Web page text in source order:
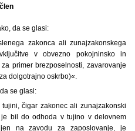
da se glasi:
zakonca ali zunajzakonskega
v obvezno pokojninsko in
primer brezposelnosti, zavarovanje
dolgotrajno oskrbo)«.
se glasi:
čigar zakonec ali zunajzakonski
bil do odhoda v tujino v delovnem
na zavodu za zaposlovanje, je